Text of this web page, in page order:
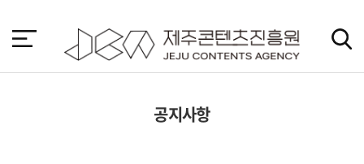
바
가
공지사항